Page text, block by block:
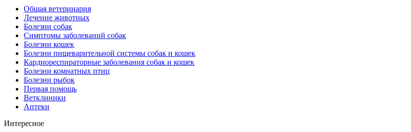
Общая ветеринария
Лечение животных
Болезни собак
Симптомы заболеваний собак
Болезни кошек
Болезни пищеварительной системы собак и кошек
Кардиореспираторные заболевания собак и кошек
Болезни комнатных птиц
Болезни рыбок
Первая помощь
Ветклиники
Аптеки
Интересное